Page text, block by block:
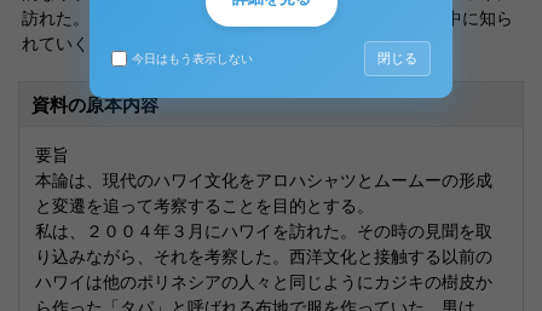
訪れた。それとともに、アロハシャツもムームーも世界中に知ら
れていくことになる。
資料の原本内容
要旨
本論は、現代のハワイ文化をアロハシャツとムームーの形成
と変遷を追って考察することを目的とする。
私は、２００４年３月にハワイを訪れた。その時の見聞を取
り込みながら、それを考察した。西洋文化と接触する以前の
ハワイは他のポリネシアの人々と同じようにカジキの樹皮か
今日はもう表示しない 閉じる